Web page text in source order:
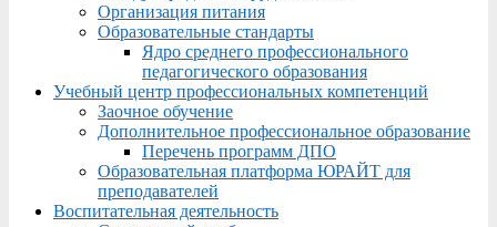
Организация питания
Образовательные стандарты
Ядро среднего профессионального
педагогического образования
Учебный центр профессиональных компетенций
Заочное обучение
Дополнительное профессиональное образование
Перечень программ ДПО
Образовательная платформа ЮРАЙТ для
преподавателей
Воспитательная деятельность